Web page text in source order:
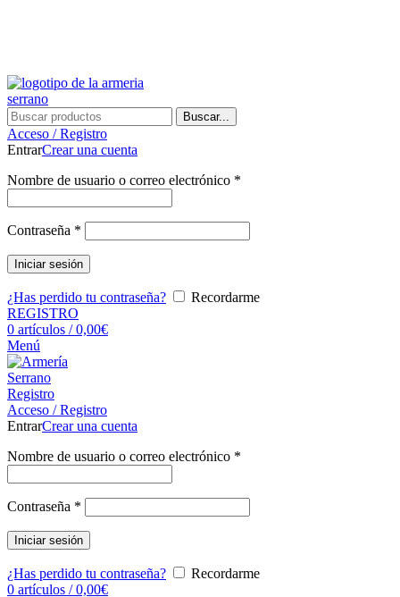
Buscar...
Acceso / Registro
EntrarCrear una cuenta
Nombre de usuario o correo electrónico *
Contraseña *
Iniciar sesión
¿Has perdido tu contraseña?
Recordarme
REGISTRO
0 artículos / 0,00€
Menú
Registro
Acceso / Registro
EntrarCrear una cuenta
Nombre de usuario o correo electrónico *
Contraseña *
Iniciar sesión
¿Has perdido tu contraseña?
Recordarme
0 artículos / 0,00€